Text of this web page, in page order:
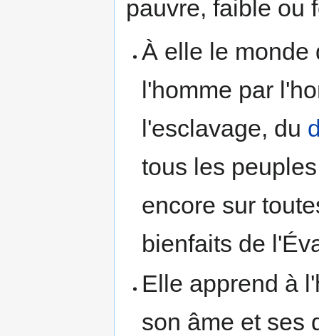
pauvre, faible ou
À elle le monde
l'homme par
l'esclavage, du
tous les
encore sur
bienfaits de
Elle apprend à
son âme et ses